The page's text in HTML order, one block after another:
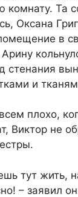
комнату. Та
Оксана
в
стенания
и
плохо,
Виктор не
тут жить,
– заявил